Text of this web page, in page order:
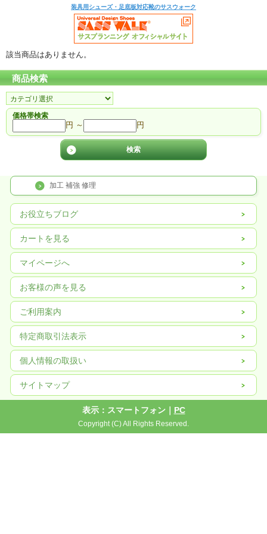
装具用シューズ・足底板対応靴のサスウォーク
該当商品はありません。
商品検索
価格帯検索
円 ～ 円
加工 補強 修理
お役立ちブログ
カートを見る
マイページへ
お客様の声を見る
ご利用案内
特定商取引法表示
個人情報の取扱い
サイトマップ
表示：スマートフォン｜ PC
Copyright (C) All Rights Reserved.